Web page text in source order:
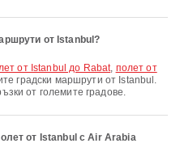
от Istanbul?
от Istanbul до Rabat, полет от
градски маршрути от Istanbul.
от големите градове.
от Istanbul с Air Arabia